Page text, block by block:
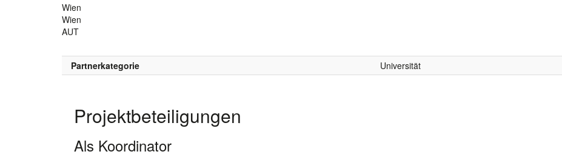
Wien
Wien
AUT
Partnerkategorie Universität
Projektbeteiligungen
Als Koordinator